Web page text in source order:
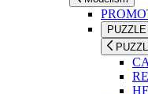
PUZZLE